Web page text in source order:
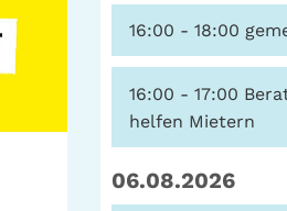
Impressum Datenschutz
16:00 - 18:00
16:00 - 17:00
helfen Mietern
06.08.2026